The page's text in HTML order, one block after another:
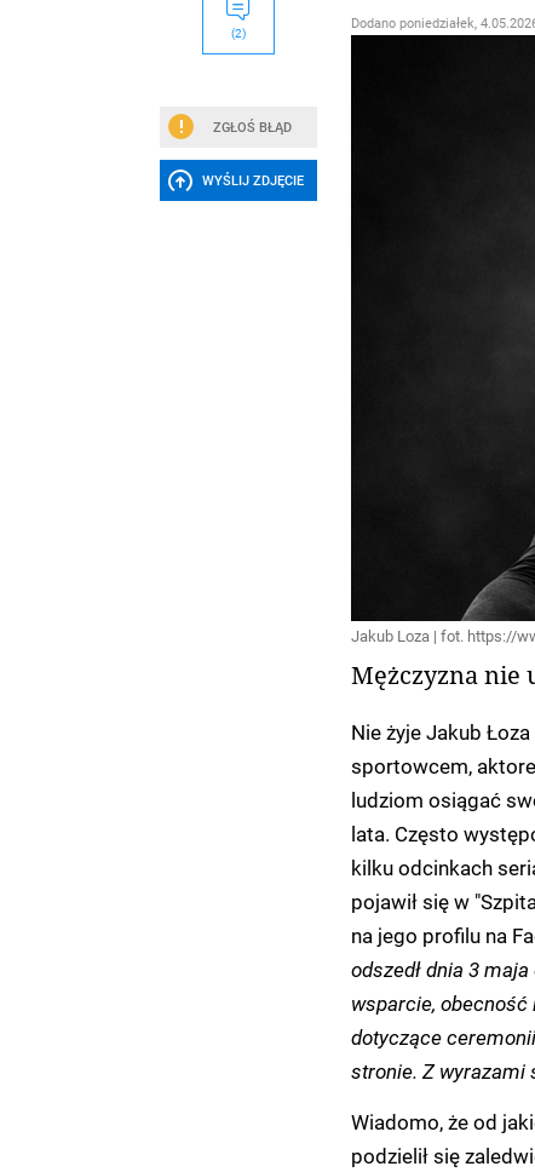
(2)
ZGŁOŚ BŁĄD
WYŚLIJ ZDJĘCIE
Dodano poniedziałek,
Jakub Loza | fot. https://
Mężczyzna nie
Nie żyje Jakub
sportowcem,
ludziom osiągać
lata. Często
kilku odcinkach
pojawił się w
na jego profilu na
odszedł dnia 3
wsparcie,
dotyczące
stronie. Z wyrazami
Wiadomo, że od
podzielił się